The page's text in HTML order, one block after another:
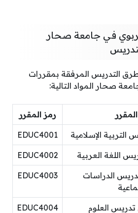
في جامعة صحار
التدريس المرفقة بمقررات
صحار المواد التالية:
رمز المقرر
الإسلامية EDUC4001
اللغة العربية EDUC4002
الدراسات
EDUC4003
العلوم EDUC4004